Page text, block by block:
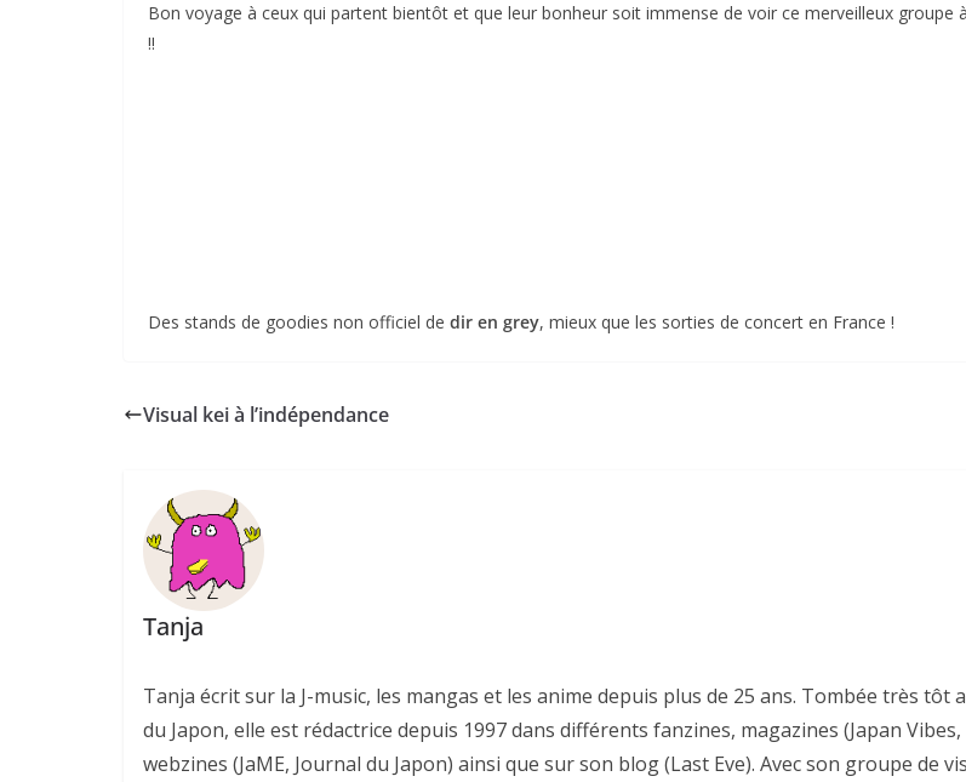
Bon voyage à ceux qui partent bientôt et que leur bonheur soit immense de voir ce merveilleux groupe
!!
Des stands de goodies non officiel de dir en grey, mieux que les sorties de concert en France !
Visual kei à l’indépendance
Tanja
Tanja écrit sur la J-music, les mangas et les anime depuis plus de 25 ans. Tombée très tôt
du Japon, elle est rédactrice depuis 1997 dans différents fanzines, magazines (Japan Vibes,
webzines (JaME, Journal du Japon) ainsi que sur son blog (Last Eve). Avec son groupe de